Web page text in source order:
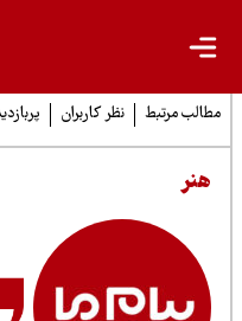
مرتبط نظر کاربران پربازدیدها